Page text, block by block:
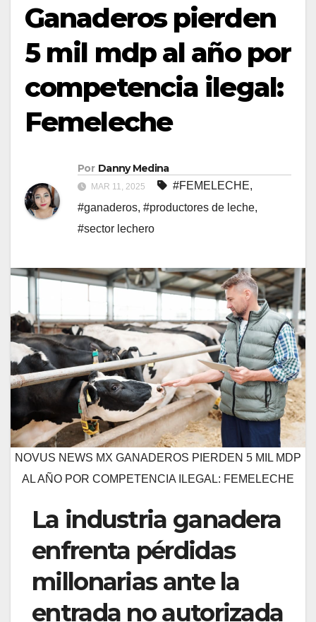
Ganaderos pierden
5 mil mdp al año por
competencia ilegal:
Femeleche
Por Danny Medina
MAR 11, 2025 #FEMELECHE,
#ganaderos, #productores de leche,
#sector lechero
NOVUS NEWS MX GANADEROS PIERDEN 5 MIL MDP
AL AÑO POR COMPETENCIA ILEGAL: FEMELECHE
La industria ganadera
enfrenta pérdidas
millonarias ante la
entrada no autorizada